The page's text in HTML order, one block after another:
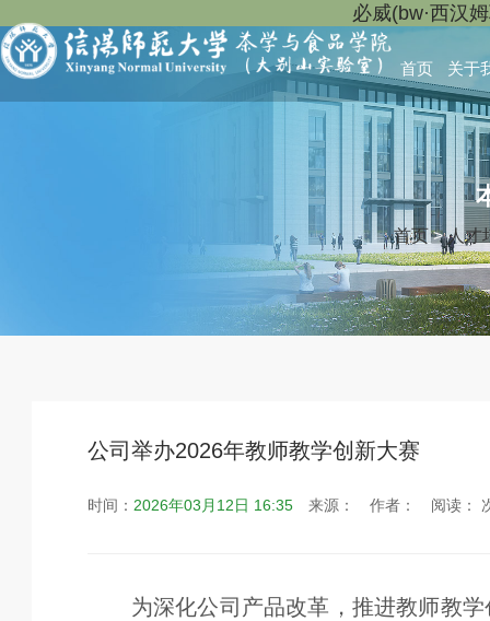
必威(bw·西汉
首页 关于
首页>人才
公司举办2026年教师教学创新大赛
时间： 2026年03月12日 16:35来源： 作者： 阅读：
为深化公司产品改革，推进教师教